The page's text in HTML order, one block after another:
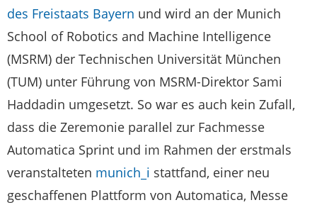
des Freistaats Bayern und wird an der Munich
School of Robotics and Machine Intelligence
(MSRM) der Technischen Universität München
(TUM) unter Führung von MSRM-Direktor Sami
Haddadin umgesetzt. So war es auch kein Zufall,
dass die Zeremonie parallel zur Fachmesse
Automatica Sprint und im Rahmen der erstmals
veranstalteten munich_i stattfand, einer neu
geschaffenen Plattform von Automatica, Messe